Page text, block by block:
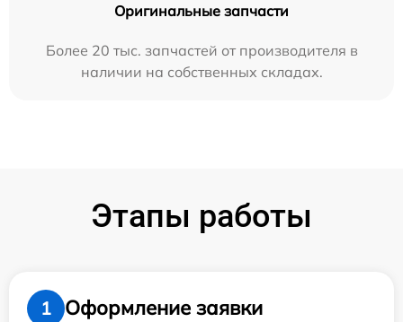
Оригинальные запчасти
Более 20 тыс. запчастей от производителя в
наличии на собственных складах.
Этапы работы
1
Оформление заявки